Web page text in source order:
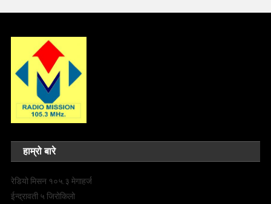
हाम्रो बारे
रेडियो मिसन १०५.३ मेगाहर्ज
ईन्द्रावती ५ जिरोकिलो